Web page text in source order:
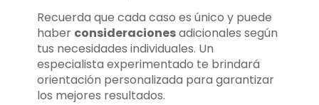
Recuerda que cada caso es único y puede
haber consideracionesadicionales según
tus necesidades individuales. Un
especialista experimentado te brindará
orientación personalizada para garantizar
los mejores resultados.